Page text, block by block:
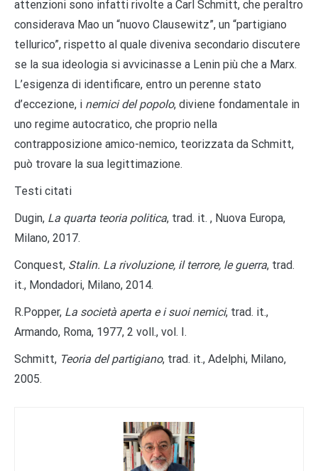
attenzioni sono infatti rivolte a Carl Schmitt, che peraltro
considerava Mao un “nuovo Clausewitz”, un “partigiano
tellurico”, rispetto al quale diveniva secondario discutere
se la sua ideologia si avvicinasse a Lenin più che a Marx.
L’esigenza di identificare, entro un perenne stato
d’eccezione, i nemici del popolo, diviene fondamentale in
uno regime autocratico, che proprio nella
contrapposizione amico-nemico, teorizzata da Schmitt,
può trovare la sua legittimazione.
Testi citati
Dugin, La quarta teoria politica, trad. it. , Nuova Europa,
Milano, 2017.
Conquest, Stalin. La rivoluzione, il terrore, le guerra, trad.
it., Mondadori, Milano, 2014.
R.Popper, La società aperta e i suoi nemici, trad. it.,
Armando, Roma, 1977, 2 voll., vol. I.
Schmitt, Teoria del partigiano, trad. it., Adelphi, Milano,
2005.